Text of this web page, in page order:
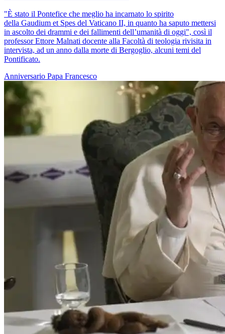
"È stato il Pontefice che meglio ha incarnato lo spirito
della Gaudium et Spes del Vaticano II, in quanto ha saputo mettersi
in ascolto dei drammi e dei fallimenti dell’umanità di oggi", così il
professor Ettore Malnati docente alla Facoltà di teologia rivisita in
intervista, ad un anno dalla morte di Bergoglio, alcuni temi del
Pontificato.
Anniversario Papa Francesco